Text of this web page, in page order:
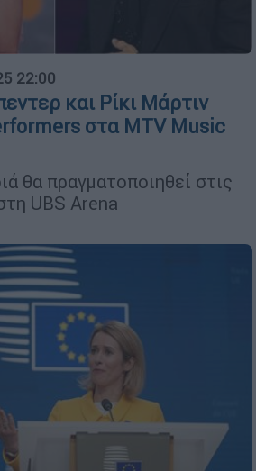
22:00
και Ρίκι Μάρτιν
στα MTV Music
θα πραγματοποιηθεί στις
UBS Arena